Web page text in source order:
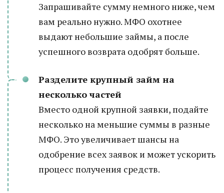
Запрашивайте сумму немного ниже, чем
вам реально нужно. МФО охотнее
выдают небольшие займы, а после
успешного возврата одобрят больше.
Разделите крупный займ на
несколько частей
Вместо одной крупной заявки, подайте
несколько на меньшие суммы в разные
МФО. Это увеличивает шансы на
одобрение всех заявок и может ускорить
процесс получения средств.